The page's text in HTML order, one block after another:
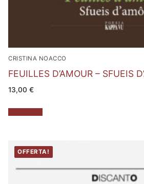
CRISTINA NOACCO
FEUILLES D’AMOUR – SFUEIS
13,00 €
OFFERTA!